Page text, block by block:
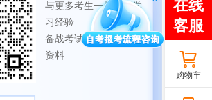
与更多考生一起交流学
习经验
备战考试，获取试题及
资料
购物车